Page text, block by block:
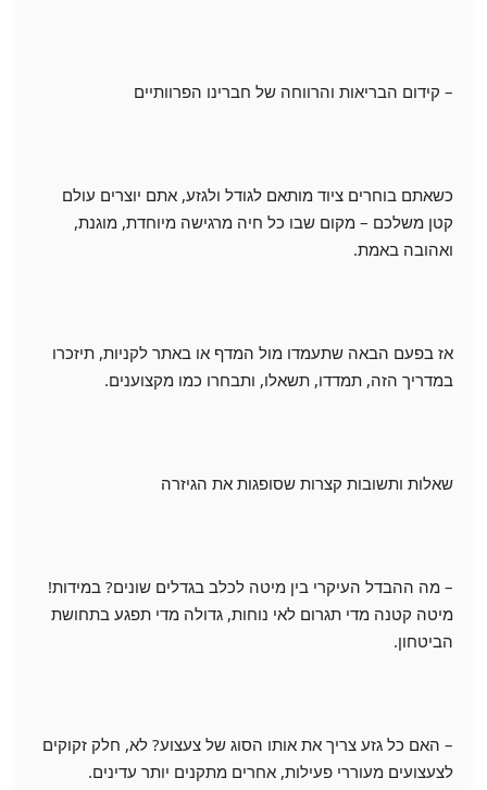
– קידום הבריאות והרווחה של חברינו הפרוותיים
כשאתם בוחרים ציוד מותאם לגודל ולגזע, אתם יוצרים עולם
קטן משלכם – מקום שבו כל חיה מרגישה מיוחדת, מוגנת,
ואהובה באמת.
אז בפעם הבאה שתעמדו מול המדף או באתר לקניות, תיזכרו
במדריך הזה, תמדדו, תשאלו, ותבחרו כמו מקצוענים.
שאלות ותשובות קצרות שסופגות את הגיזרה
– מה ההבדל העיקרי בין מיטה לכלב בגדלים שונים? במידות!
מיטה קטנה מדי תגרום לאי נוחות, גדולה מדי תפגע בתחושת
הביטחון.
– האם כל גזע צריך את אותו הסוג של צעצוע? לא, חלק זקוקים
לצעצועים מעוררי פעילות, אחרים מתקנים יותר עדינים.